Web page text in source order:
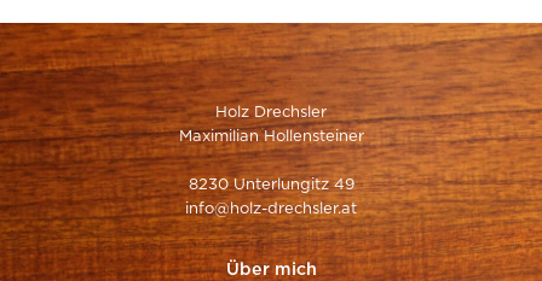
Holz Drechsler
Maximilian Hollensteiner
8230 Unterlungitz 49
info@holz-drechsler.at
Über mich